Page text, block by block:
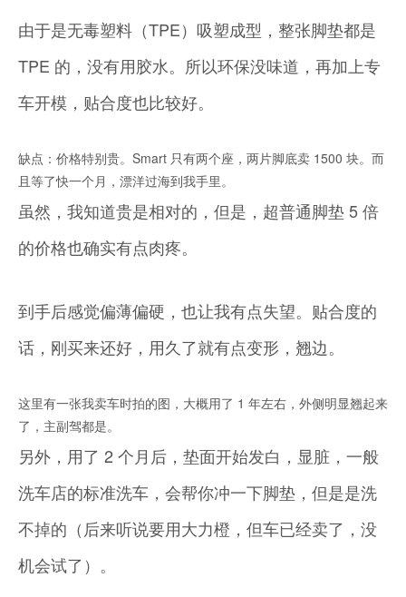
由于是无毒塑料（TPE）吸塑成型，整张脚垫都是
TPE 的，没有用胶水。所以环保没味道，再加上专
车开模，贴合度也比较好。
缺点：价格特别贵。Smart 只有两个座，两片脚底卖 1500 块。而
且等了快一个月，漂洋过海到我手里。
虽然，我知道贵是相对的，但是，超普通脚垫 5 倍
的价格也确实有点肉疼。
到手后感觉偏薄偏硬，也让我有点失望。贴合度的
话，刚买来还好，用久了就有点变形，翘边。
这里有一张我卖车时拍的图，大概用了 1 年左右，外侧明显翘起来
了，主副驾都是。
另外，用了 2 个月后，垫面开始发白，显脏，一般
洗车店的标准洗车，会帮你冲一下脚垫，但是是洗
不掉的（后来听说要用大力橙，但车已经卖了，没
机会试了）。